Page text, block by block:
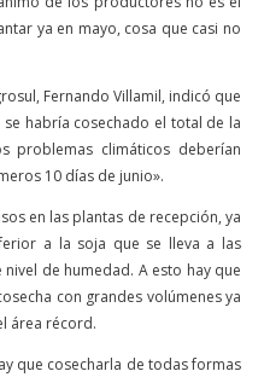
ya en mayo, cosa que casi no
Fernando Villamil, indicó que
habría cosechado el total de la
problemas climáticos deberían
10 días de junio».
en las plantas de recepción, ya
a la soja que se lleva a las
de humedad. A esto hay que
con grandes volúmenes ya
área récord.
que cosecharla de todas formas